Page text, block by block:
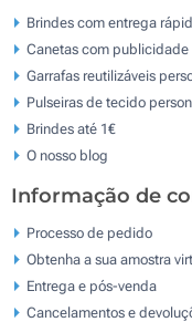
Brindes com entrega
Canetas com
Garrafas reutilizáveis
Pulseiras de tecido
Brindes até 1€
O nosso blog
Informação de
Processo de pedido
Obtenha a sua amostra
Entrega e pós-venda
Cancelamentos e